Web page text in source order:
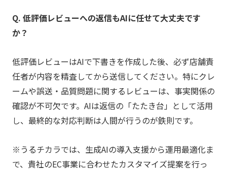
Q. 低評価レビューへの返信もAIに任せて大丈夫です
か？
低評価レビューはAIで下書きを作成した後、必ず店舗責
任者が内容を精査してから送信してください。特にクレ
ームや誤送・品質問題に関するレビューは、事実関係の
確認が不可欠です。AIは返信の「たたき台」として活用
し、最終的な対応判断は人間が行うのが鉄則です。
※うるチカラでは、生成AIの導入支援から運用最適化ま
で、貴社のEC事業に合わせたカスタマイズ提案を行っ